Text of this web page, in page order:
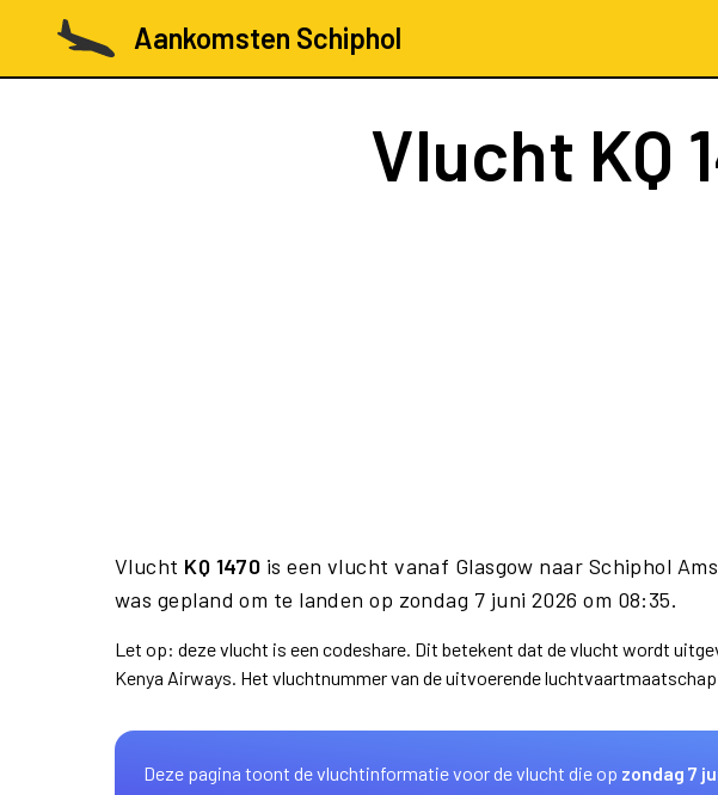
Aankomsten Schiphol
Vlucht KQ
Vlucht KQ 1470 is een vlucht vanaf Glasgow naar Schiphol
was gepland om te landen op zondag 7 juni 2026 om 08:35.
Let op: deze vlucht is een codeshare. Dit betekent dat de vlucht wordt
Kenya Airways. Het vluchtnummer van de uitvoerende
Deze pagina toont de vluchtinformatie voor de vlucht die op zondag 7